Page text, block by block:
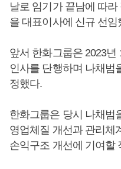
날로 임기가 끝남에 따
을 대표이사에 신규 선임
앞서 한화그룹은 2023
인사를 단행하며 나채범
정했다.
한화그룹은 당시 나채범
영업체질 개선과 관리체
손익구조 개선에 기여할